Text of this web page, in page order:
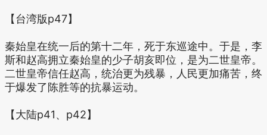
【台湾版p47】
秦始皇在统一后的第十二年，死于东巡途中。于是，李
斯和赵高拥立秦始皇的少子胡亥即位，是为二世皇帝。
二世皇帝信任赵高，统治更为残暴，人民更加痛苦，终
于爆发了陈胜等的抗暴运动。
【大陆p41、p42】